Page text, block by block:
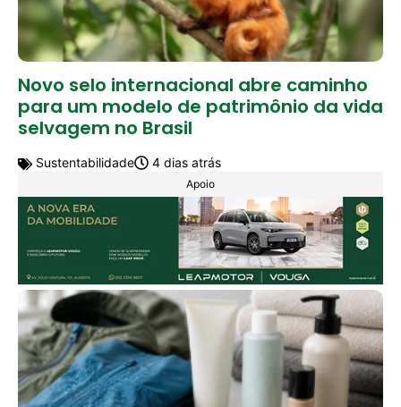
Novo selo internacional abre caminho
para um modelo de patrimônio da vida
selvagem no Brasil
Sustentabilidade 4 dias atrás
Apoio